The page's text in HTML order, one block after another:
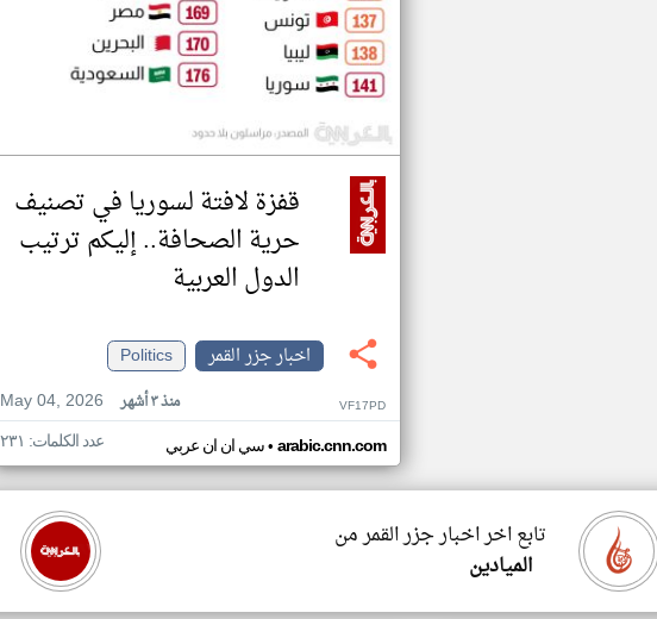
قفزة لافتة لسوريا في تصنيف
حرية الصحافة.. إليكم ترتيب
الدول العربية
اخبار جزر القمر
Politics
May 04, 2026
منذ ٣ أشهر VF17PD
سي ان ان عربي• arabic.cnn.com عدد الكلمات: ٢٣١
تابع اخر اخبار جزر القمر من
الميادين